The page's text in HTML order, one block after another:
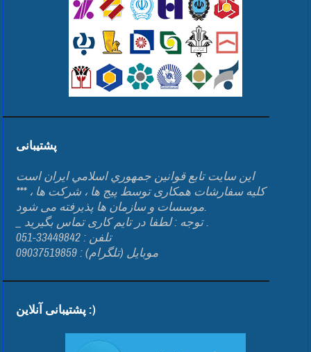
پشتیبانی
اين سايت تابع قوانين جمهوري اسلامي ايران است
*** کلیه سفارشات همکاری توسط پیج ها ، شرکت ها ،
موسسات و سازمان ها پذیرفته می شود.
_ توجه : لطفا در تایم کاری تماس بگیرید .
تلفن : 33449842-051
موبایل (تلگرام) : 09037519859
پشتیبانی آنلاین :)